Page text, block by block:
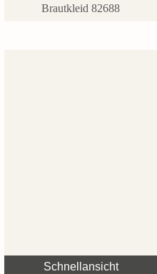
Brautkleid 82688
Schnellansicht